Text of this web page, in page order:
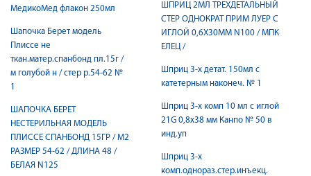
МедикоМед флакон 250мл
Шапочка Берет модель
Плиссе не
ткан.матер.спанбонд пл.15г /
м голубой н / стер р.54-62 №
1
ШАПОЧКА БЕРЕТ
НЕСТЕРИЛЬНАЯ МОДЕЛЬ
ПЛИССЕ СПАНБОНД 15ГР / М2
РАЗМЕР 54-62 / ДЛИНА 48 /
БЕЛАЯ N125
ШПРИЦ 2МЛ ТРЕХДЕТАЛЬНЫЙ
СТЕР ОДНОКРАТ ПРИМ ЛУЕР C
ИГЛОЙ 0,6Х30ММ N100 / МПК
ЕЛЕЦ /
Шприц 3-х детат. 150мл с
катетерным наконеч. № 1
Шприц 3-х комп 10 мл с иглой
21G 0,8x38 мм Канпо № 50 в
инд.уп
Шприц 3-х
комп.однораз.стер.инъекц.